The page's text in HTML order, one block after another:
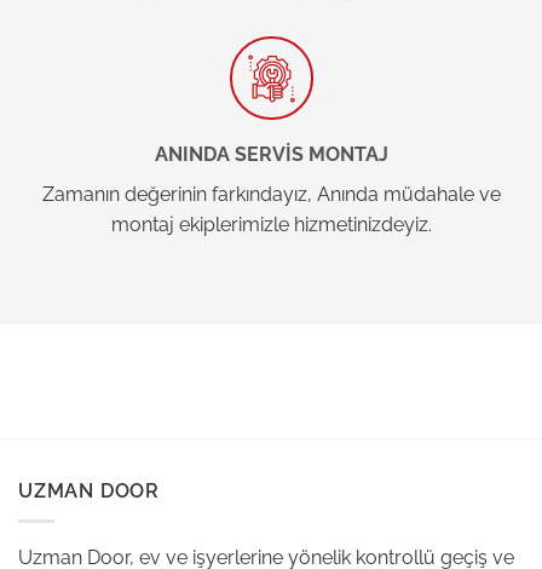
ANINDA SERVİS MONTAJ
Zamanın değerinin farkındayız, Anında müdahale ve
montaj ekiplerimizle hizmetinizdeyiz.
UZMAN DOOR
Uzman Door, ev ve işyerlerine yönelik kontrollü geçiş ve